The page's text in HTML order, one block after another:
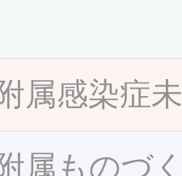
属感染症
属ものづ